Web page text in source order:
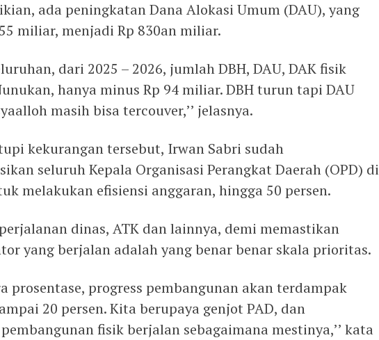
ada peningkatan Dana Alokasi Umum (DAU), yang
miliar, menjadi Rp 830an miliar.
dari 2025 – 2026, jumlah DBH, DAU, DAK fisik
hanya minus Rp 94 miliar. DBH turun tapi DAU
masih bisa tercouver,’’ jelasnya.
kekurangan tersebut, Irwan Sabri sudah
seluruh Kepala Organisasi Perangkat Daerah (OPD) di
melakukan efisiensi anggaran, hingga 50 persen.
dinas, ATK dan lainnya, demi memastikan
yang berjalan adalah yang benar benar skala prioritas.
prosentase, progress pembangunan akan terdampak
20 persen. Kita berupaya genjot PAD, dan
fisik berjalan sebagaimana mestinya,’’ kata